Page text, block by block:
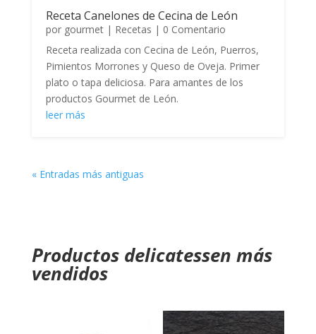
Receta Canelones de Cecina de León
por gourmet| Recetas | 0 Comentario
Receta realizada con Cecina de León, Puerros,
Pimientos Morrones y Queso de Oveja. Primer
plato o tapa deliciosa. Para amantes de los
productos Gourmet de León.
leer más
« Entradas más antiguas
Productos delicatessen más
vendidos